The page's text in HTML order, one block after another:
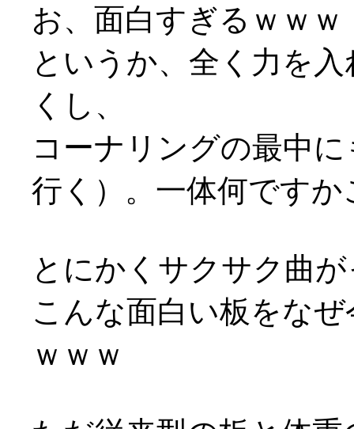
お、面白すぎるｗｗｗ
というか、全く力を
くし、
コーナリングの最中
行く）。一体何ですか
とにかくサクサク曲
こんな面白い板をな
ｗｗｗ